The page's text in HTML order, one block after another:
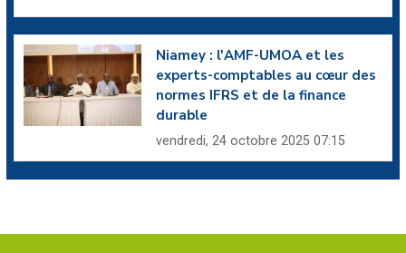
Niamey : l'AMF-UMOA et les
experts-comptables au cœur des
normes IFRS et de la finance
durable
vendredi, 24 octobre 2025 07:15